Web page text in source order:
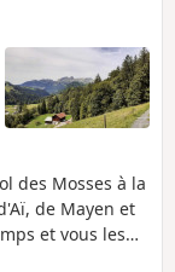
des Mosses à la
de Mayen et
et vous les